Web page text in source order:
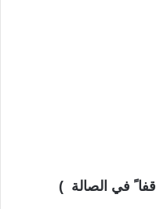
في الصالة )